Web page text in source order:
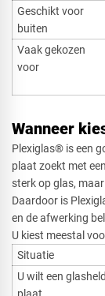
Geschikt voor
buiten
Vaak gekozen
voor
Wanneer
Plexiglas® is een
plaat zoekt met
sterk op glas,
Daardoor is
en de afwerking
U kiest meestal
Situatie
U wilt een